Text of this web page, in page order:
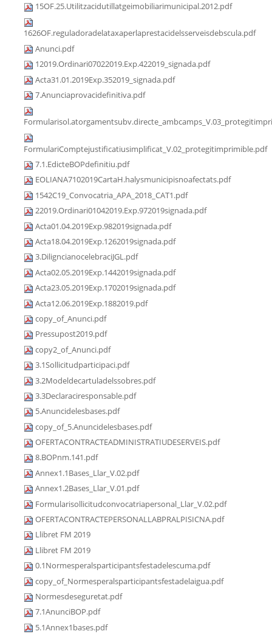
15OF.25.Utilitzacidutillatgeimobiliarimunicipal.2012.pdf
1626OF.reguladoradelataxaperlaprestacidelsserveisdebscula.pdf
Anunci.pdf
12019.Ordinari07022019.Exp.422019_signada.pdf
Acta31.01.2019Exp.352019_signada.pdf
7.Anunciaprovacidefinitiva.pdf
FormulariComptejustificatiusimplificat_V.02_protegitimprimible.pdf
7.1.EdicteBOPdefinitiu.pdf
EOLIANA7102019CartaH.halysmunicipisnoafectats.pdf
1542C19_Convocatria_APA_2018_CAT1.pdf
22019.Ordinari01042019.Exp.972019signada.pdf
Acta01.04.2019Exp.982019signada.pdf
Acta18.04.2019Exp.1262019signada.pdf
3.DiligncianocelebraciJGL.pdf
Acta02.05.2019Exp.1442019signada.pdf
Acta23.05.2019Exp.1702019signada.pdf
Acta12.06.2019Exp.1882019.pdf
copy_of_Anunci.pdf
Pressupost2019.pdf
copy2_of_Anunci.pdf
3.1Sollicitudparticipaci.pdf
3.2Modeldecartuladelssobres.pdf
3.3Declaraciresponsable.pdf
5.Anuncidelesbases.pdf
copy_of_5.Anuncidelesbases.pdf
OFERTACONTRACTEADMINISTRATIUDESERVEIS.pdf
8.BOPnm.141.pdf
Annex1.1Bases_Llar_V.02.pdf
Annex1.2Bases_Llar_V.01.pdf
Formularisollicitudconvocatriapersonal_Llar_V.02.pdf
OFERTACONTRACTEPERSONALLABPRALPISICNA.pdf
Llibret FM 2019
Llibret FM 2019
0.1Normesperalsparticipantsfestadelescuma.pdf
copy_of_Normesperalsparticipantsfestadelaigua.pdf
Normesdeseguretat.pdf
7.1AnunciBOP.pdf
5.1Annex1bases.pdf